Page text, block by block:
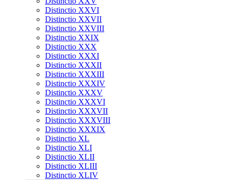
Distinctio XXVI
Distinctio XXVII
Distinctio XXVIII
Distinctio XXIX
Distinctio XXX
Distinctio XXXI
Distinctio XXXII
Distinctio XXXIII
Distinctio XXXIV
Distinctio XXXV
Distinctio XXXVI
Distinctio XXXVII
Distinctio XXXVIII
Distinctio XXXIX
Distinctio XL
Distinctio XLI
Distinctio XLII
Distinctio XLIII
Distinctio XLIV